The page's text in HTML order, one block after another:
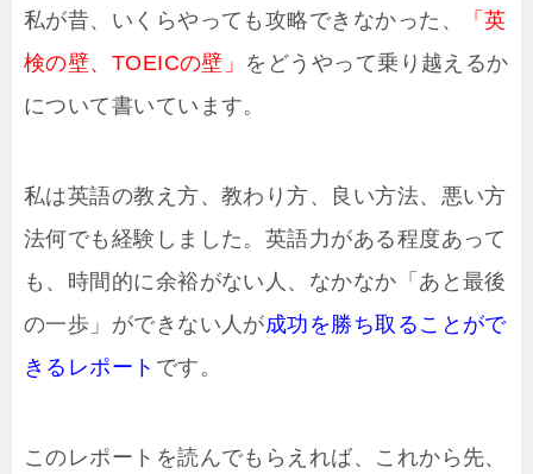
私が昔、いくらやっても攻略できなかった、
「英
検の壁、TOEICの壁」 をどうやって乗り越えるか
について書いています。
私は英語の教え方、教わり方、良い方法、悪い方
法何でも経験しました。英語力がある程度あって
も、時間的に余裕がない人、なかなか「あと最後
の一歩」ができない人が成功を勝ち取ることがで
きるレポート です。
このレポートを読んでもらえれば、これから先、